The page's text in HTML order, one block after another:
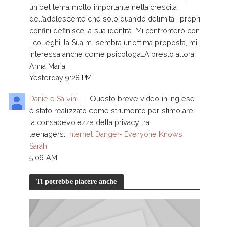
un bel tema molto importante nella crescita
dell’adolescente che solo quando delimita i propri
confini definisce la sua identità…Mi confronterò con
i colleghi, la Sua mi sembra un’ottima proposta, mi
interessa anche come psicologa…A presto allora!
Anna Maria
Yesterday 9:28 PM
Daniele Salvini – Questo breve video in inglese
è stato realizzato come strumento per stimolare
la consapevolezza della privacy tra
teenagers.
Internet Danger- Everyone Knows
Sarah
5:06 AM
Ti potrebbe piacere anche